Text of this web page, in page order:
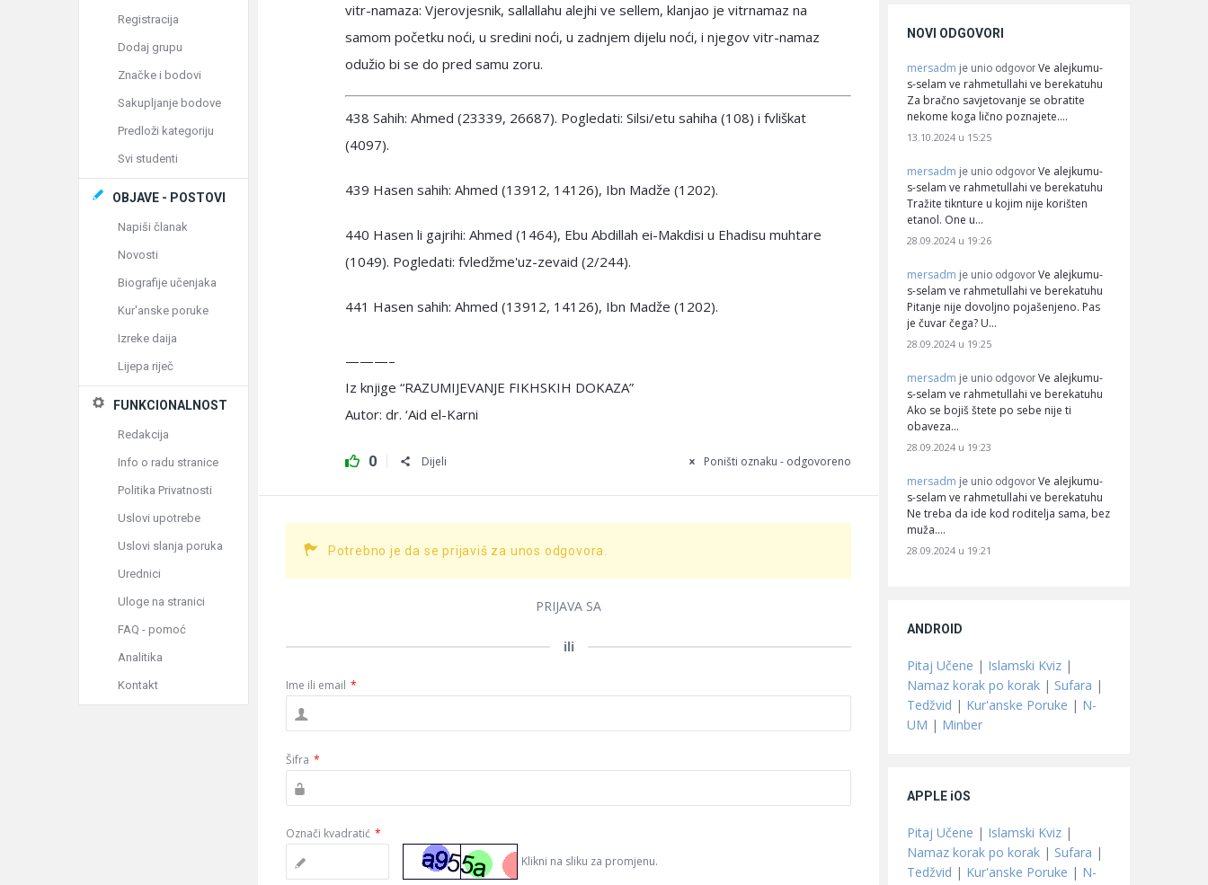
vitr-namaza: Vjerovjesnik, sallallahu alejhi ve sellem, klanjao je vitrnamaz na
samom početku noći, u sredini noći, u zadnjem dijelu noći, i njegov vitr-namaz
odužio bi se do pred samu zoru.
438 Sahih: Ahmed (23339, 26687). Pogledati: Silsi/etu sahiha (108) i fvliškat
(4097).
439 Hasen sahih: Ahmed (13912, 14126), Ibn Madže (1202).
440 Hasen li gajrihi: Ahmed (1464), Ebu Abdillah ei-Makdisi u Ehadisu muhtare
(1049). Pogledati: fvledžme'uz-zevaid (2/244).
441 Hasen sahih: Ahmed (13912, 14126), Ibn Madže (1202).
———–
Iz knjige “RAZUMIJEVANJE FIKHSKIH DOKAZA”
Autor: dr. ‘Aid el-Karni
0 Dijeli Poništi oznaku - odgovoreno
Potrebno je da se prijaviš za unos odgovora.
PRIJAVA SA
ili
Ime ili email *
Šifra *
Označi kvadratić *
Klikni na sliku za promjenu.
NOVI ODGOVORI
mersadm je unio odgovor Ve alejkumu-
s-selam ve rahmetullahi ve berekatuhu
Za bračno savjetovanje se obratite
nekome koga lično poznajete.…
13.10.2024 u 15:25
mersadm je unio odgovor Ve alejkumu-
s-selam ve rahmetullahi ve berekatuhu
Tražite tiknture u kojim nije korišten
etanol. One u…
28.09.2024 u 19:26
mersadm je unio odgovor Ve alejkumu-
s-selam ve rahmetullahi ve berekatuhu
Pitanje nije dovoljno pojašenjeno. Pas
je čuvar čega? U…
28.09.2024 u 19:25
mersadm je unio odgovor Ve alejkumu-
s-selam ve rahmetullahi ve berekatuhu
Ako se bojiš štete po sebe nije ti
obaveza…
28.09.2024 u 19:23
mersadm je unio odgovor Ve alejkumu-
s-selam ve rahmetullahi ve berekatuhu
Ne treba da ide kod roditelja sama, bez
muža.…
28.09.2024 u 19:21
ANDROID
Pitaj Učene | Islamski Kviz |
Namaz korak po korak | Sufara |
Tedžvid | Kur'anske Poruke | N-
UM | Minber
APPLE iOS
Pitaj Učene | Islamski Kviz |
Namaz korak po korak | Sufara |
Tedžvid | Kur'anske Poruke | N-
Registracija
Dodaj grupu
Značke i bodovi
Sakupljanje bodove
Predloži kategoriju
Svi studenti
OBJAVE - POSTOVI
Napiši članak
Novosti
Biografije učenjaka
Kur'anske poruke
Izreke daija
Lijepa riječ
FUNKCIONALNOST
Redakcija
Info o radu stranice
Politika Privatnosti
Uslovi upotrebe
Uslovi slanja poruka
Urednici
Uloge na stranici
FAQ - pomoć
Analitika
Kontakt